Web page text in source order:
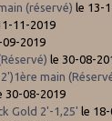
(réservé) le 13-
11-2019
09-2019
le 30-08-
main
30-08-2019
Gold 2'-1,25' le